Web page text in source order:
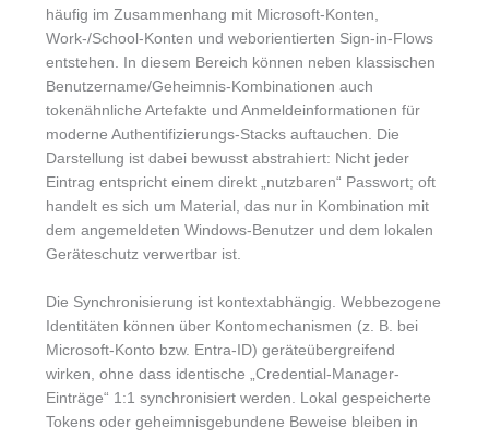
häufig im Zusammenhang mit Microsoft-Konten,
Work-/School-Konten und weborientierten Sign-in-Flows
entstehen. In diesem Bereich können neben klassischen
Benutzername/Geheimnis-Kombinationen auch
tokenähnliche Artefakte und Anmeldeinformationen für
moderne Authentifizierungs-Stacks auftauchen. Die
Darstellung ist dabei bewusst abstrahiert: Nicht jeder
Eintrag entspricht einem direkt „nutzbaren“ Passwort; oft
handelt es sich um Material, das nur in Kombination mit
dem angemeldeten Windows-Benutzer und dem lokalen
Geräteschutz verwertbar ist.
Die Synchronisierung ist kontextabhängig. Webbezogene
Identitäten können über Kontomechanismen (z. B. bei
Microsoft-Konto bzw. Entra-ID) geräteübergreifend
wirken, ohne dass identische „Credential-Manager-
Einträge“ 1:1 synchronisiert werden. Lokal gespeicherte
Tokens oder geheimnisgebundene Beweise bleiben in